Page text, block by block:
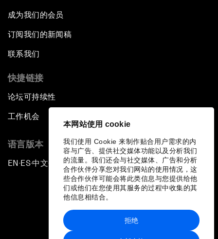
本网站使用 cookie
我们使用 Cookie 来制作贴合用户需求的内
容与广告、提供社交媒体功能以及分析我们
的流量。我们还会与社交媒体、广告和分析
合作伙伴分享您对我们网站的使用情况，这
些合作伙伴可能会将此类信息与您提供给他
们或他们在您使用其服务的过程中收集的其
他信息相结合。
拒绝
成为我们的会员
订阅我们的新闻稿
联系我们
快捷链接
论坛可持续性
工作机会
语言版本
EN ▪ ES▪中文▪ 日本語